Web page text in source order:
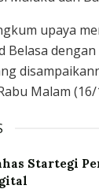
upaya
Belasa
Malam (16/
Startegi